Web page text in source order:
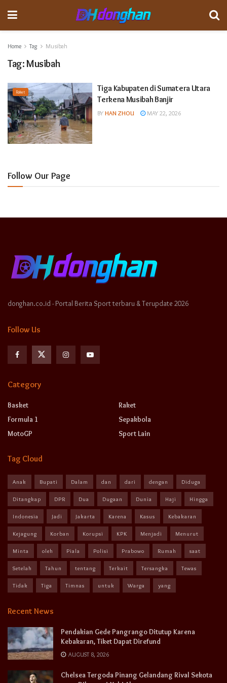
Home Tag Musibah
Tag:Musibah
Raket
Tiga Kabupaten di Sumatera Utara
Terkena Musibah Banjir
BY HAN ZHOU MAY 22, 2026
Follow Our Page
donghan.co.id - Portal Berita Sport terbaru & Terupdate 2026
Follow Us
Category
Basket
Formula 1
MotoGP
Raket
Sepakbola
Sport Lain
Tag Cloud
Anak Bupati Dalam dan dari dengan Diduga
Ditangkap DPR Dua Dugaan Dunia Haji Hingga
Indonesia Jadi Jakarta Karena Kasus Kebakaran
Kejagung Korban Korupsi KPK Menjadi Menurut
Minta oleh Piala Polisi Prabowo Rumah saat
Setelah Tahun tentang Terkait Tersangka Tewas
Tidak Tiga Timnas untuk Warga yang
Recent News
Pendakian Gede Pangrango Ditutup Karena
Kebakaran, Tiket Dapat Direfund
AUGUST 8, 2026
Chelsea Tergoda Pinang Gelandang Rival Sekota